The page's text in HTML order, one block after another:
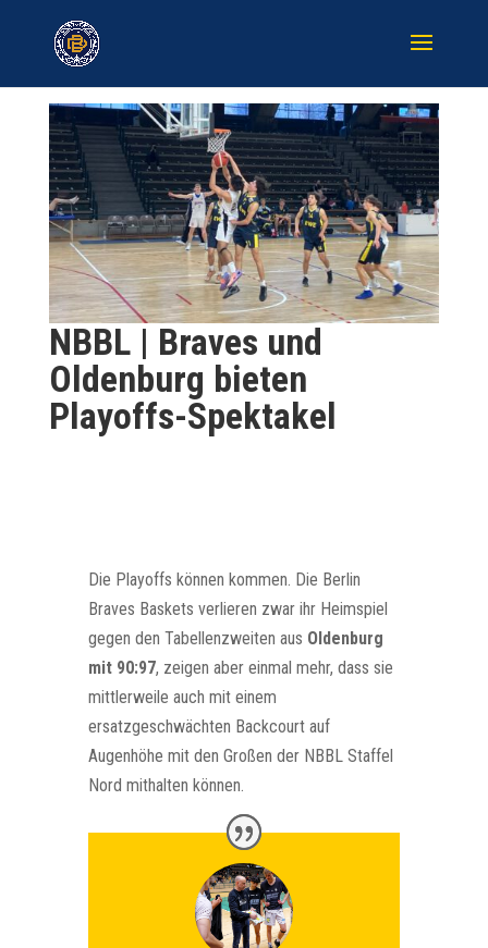
NBBL | Braves und
Oldenburg bieten
Playoffs-Spektakel
Die Playoffs können kommen. Die Berlin
Braves Baskets verlieren zwar ihr Heimspiel
gegen den Tabellenzweiten aus Oldenburg
mit 90:97, zeigen aber einmal mehr, dass sie
mittlerweile auch mit einem
ersatzgeschwächten Backcourt auf
Augenhöhe mit den Großen der NBBL Staffel
Nord mithalten können.